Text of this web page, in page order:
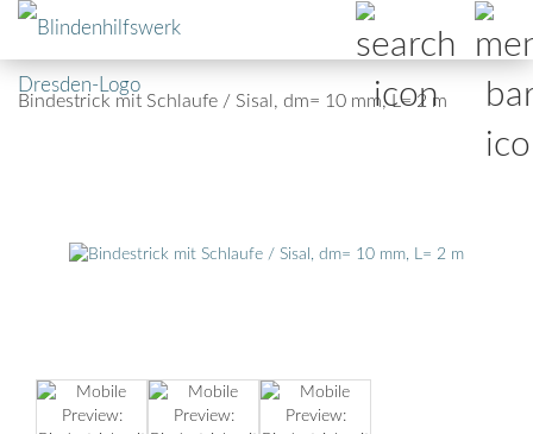
Bindestrick mit Schlaufe / Sisal, dm= 10 mm, L= 2 m